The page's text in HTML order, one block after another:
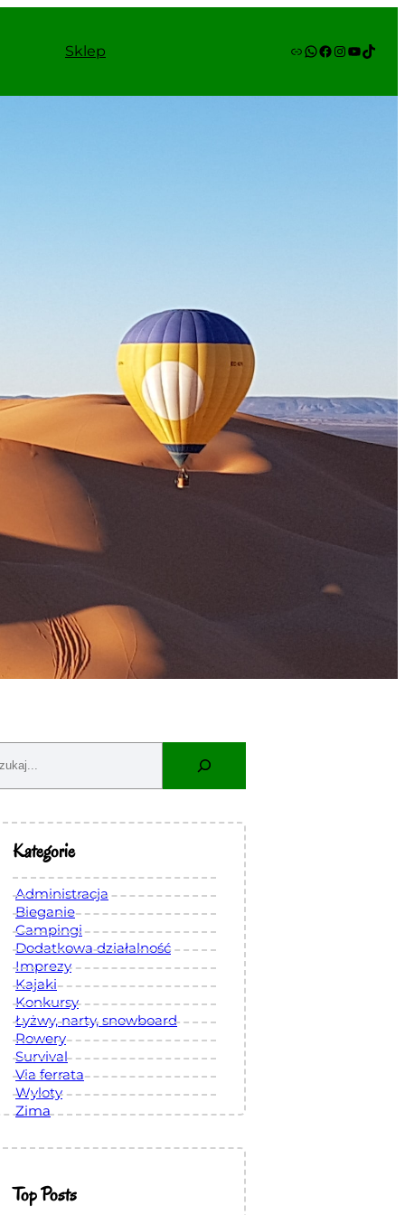
Sklep Link WhatsApp Facebook InstagramYouTube TikTok
Kategorie
Administracja
Bieganie
Campingi
Dodatkowa działalność
Imprezy
Kajaki
Konkursy
Łyżwy, narty, snowboard
Rowery
Survival
Via ferrata
Wyloty
Zima
Top Posts